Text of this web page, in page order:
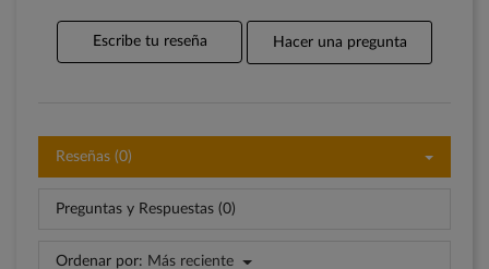
Escribe tu reseña Hacer una pregunta
Reseñas (0)
Preguntas y Respuestas (0)
Ordenar por: Más reciente